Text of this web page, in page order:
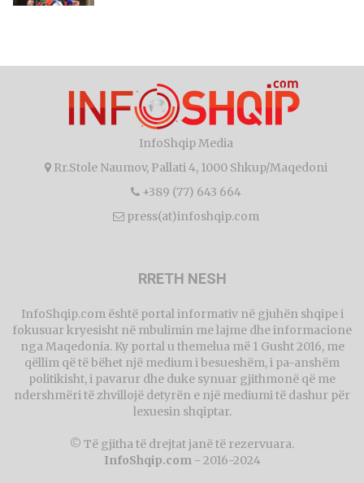
InfoShqip Media
Rr.Stole Naumov, Pallati 4, 1000 Shkup/Maqedoni
+389 (77) 643 664
press(at)infoshqip.com
RRETH NESH
InfoShqip.com është portal informativ në gjuhën shqipe i
fokusuar kryesisht në mbulimin me lajme dhe informacione
nga Maqedonia. Ky portal u themelua më 1 Gusht 2016, me
qëllim që të bëhet një medium i besueshëm, i pa-anshëm
politikisht, i pavarur dhe duke synuar gjithmonë që me
ndershmëri të zhvillojë detyrën e një mediumi të dashur për
lexuesin shqiptar.
© Të gjitha të drejtat janë të rezervuara.
InfoShqip.com - 2016-2024